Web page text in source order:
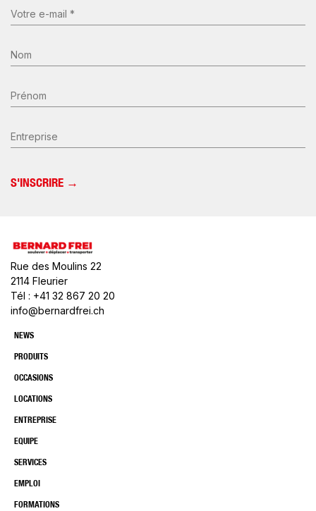
E-
mail
Nom
*
Prénom
Entreprise
Rue des Moulins 22
2114 Fleurier
Tél : +41 32 867 20 20
info@bernardfrei.ch
NEWS
PRODUITS
OCCASIONS
LOCATIONS
ENTREPRISE
EQUIPE
SERVICES
EMPLOI
FORMATIONS